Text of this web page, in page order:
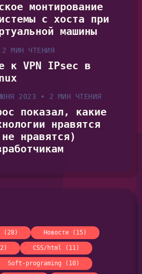
монтирование
с хоста при
машины
2 МИН ЧТЕНИЯ
к VPN IPsec в
2023 • 2 МИН ЧТЕНИЯ
показал, какие
нравятся
нравятся)
(28) Новости (15)
CSS/html (11)
Soft-programing (10)